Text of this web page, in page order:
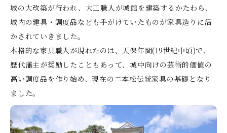
城の大改築が行われ、大工職人が城館を建築するかたわら、
城内の建具・調度品なども手がけていたものが家具造りに活
かされていきました。
本格的な家具職人が現れたのは、天保年間(19世紀中頃)で、
歴代藩主が奨励したこともあって、城中向けの芸術的価値の
高い調度品を作り始め、現在の二本松伝統家具の基礎となり
ました。